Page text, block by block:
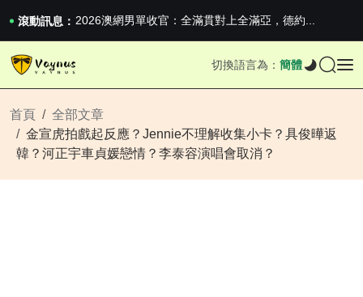
滾動訊息： 2026澳網男單收官：全滿貫對上全滿亞，德約...
《巔峰守衛 Highguard》正式上線，官...
iPhone 16e 釋出，蘋果你不要太離譜
iPhone 16e 釋出，蘋果你不要太離譜
切換語言為： 簡體
首頁
全部文章
金宣虎拍戲起反應？Jennie不理解收集小卡？具俊曄返
韓？河正宇車貞媛戀情？李泰容演唱會取消？